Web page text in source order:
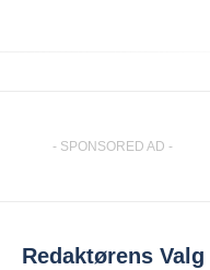
- SPONSORED AD -
Redaktørens Valg